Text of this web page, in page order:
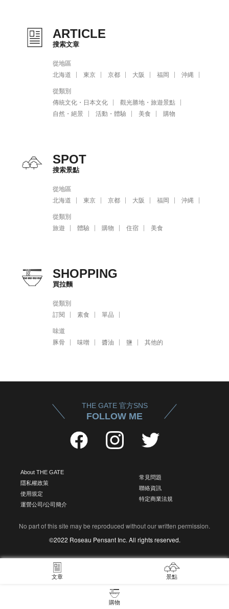
ARTICLE
搜索文章
從地區
北海道
東京 京都 大阪 福岡 沖縄
從類別
傳統文化・日本文化
觀光勝地・旅遊景點
自然・絕景
活動・體驗 美食 購物
SPOT
搜索景點
從地區
北海道
東京 京都 大阪 福岡 沖縄
從類別
旅遊
體驗 購物 住宿 美食
SHOPPING
買拉麵
從類別
訂閱
素食 單品
味道
豚骨
味噌 醬油 鹽 其他的
THE GATE 官方SNS
FOLLOW ME
About THE GATE
隱私權政策
使用規定
運營公司/公司簡介
常見問題
聯絡資訊
特定商業法規
No part of this site may be reproduced without our written permission.
©2022 Roseau Pensant Inc. All rights reserved.
文章 景點
購物